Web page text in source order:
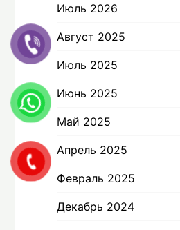
Июль 2026
Август 2025
Июль 2025
Июнь 2025
Май 2025
Апрель 2025
Февраль 2025
Декабрь 2024